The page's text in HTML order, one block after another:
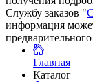
Службу заказов "
информация
Главная
Каталог